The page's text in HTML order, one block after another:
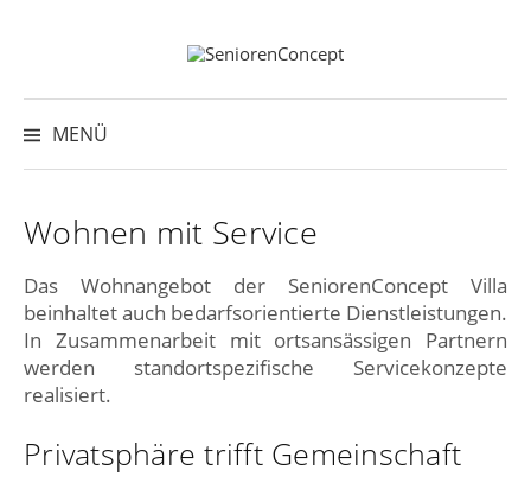
MENÜ
Suchen
Wohnen mit Service
Das Wohnangebot der SeniorenConcept Villa
beinhaltet auch bedarfsorientierte Dienstleistungen.
In Zusammenarbeit mit ortsansässigen Partnern
werden standortspezifische Servicekonzepte
realisiert.
Privatsphäre trifft Gemeinschaft